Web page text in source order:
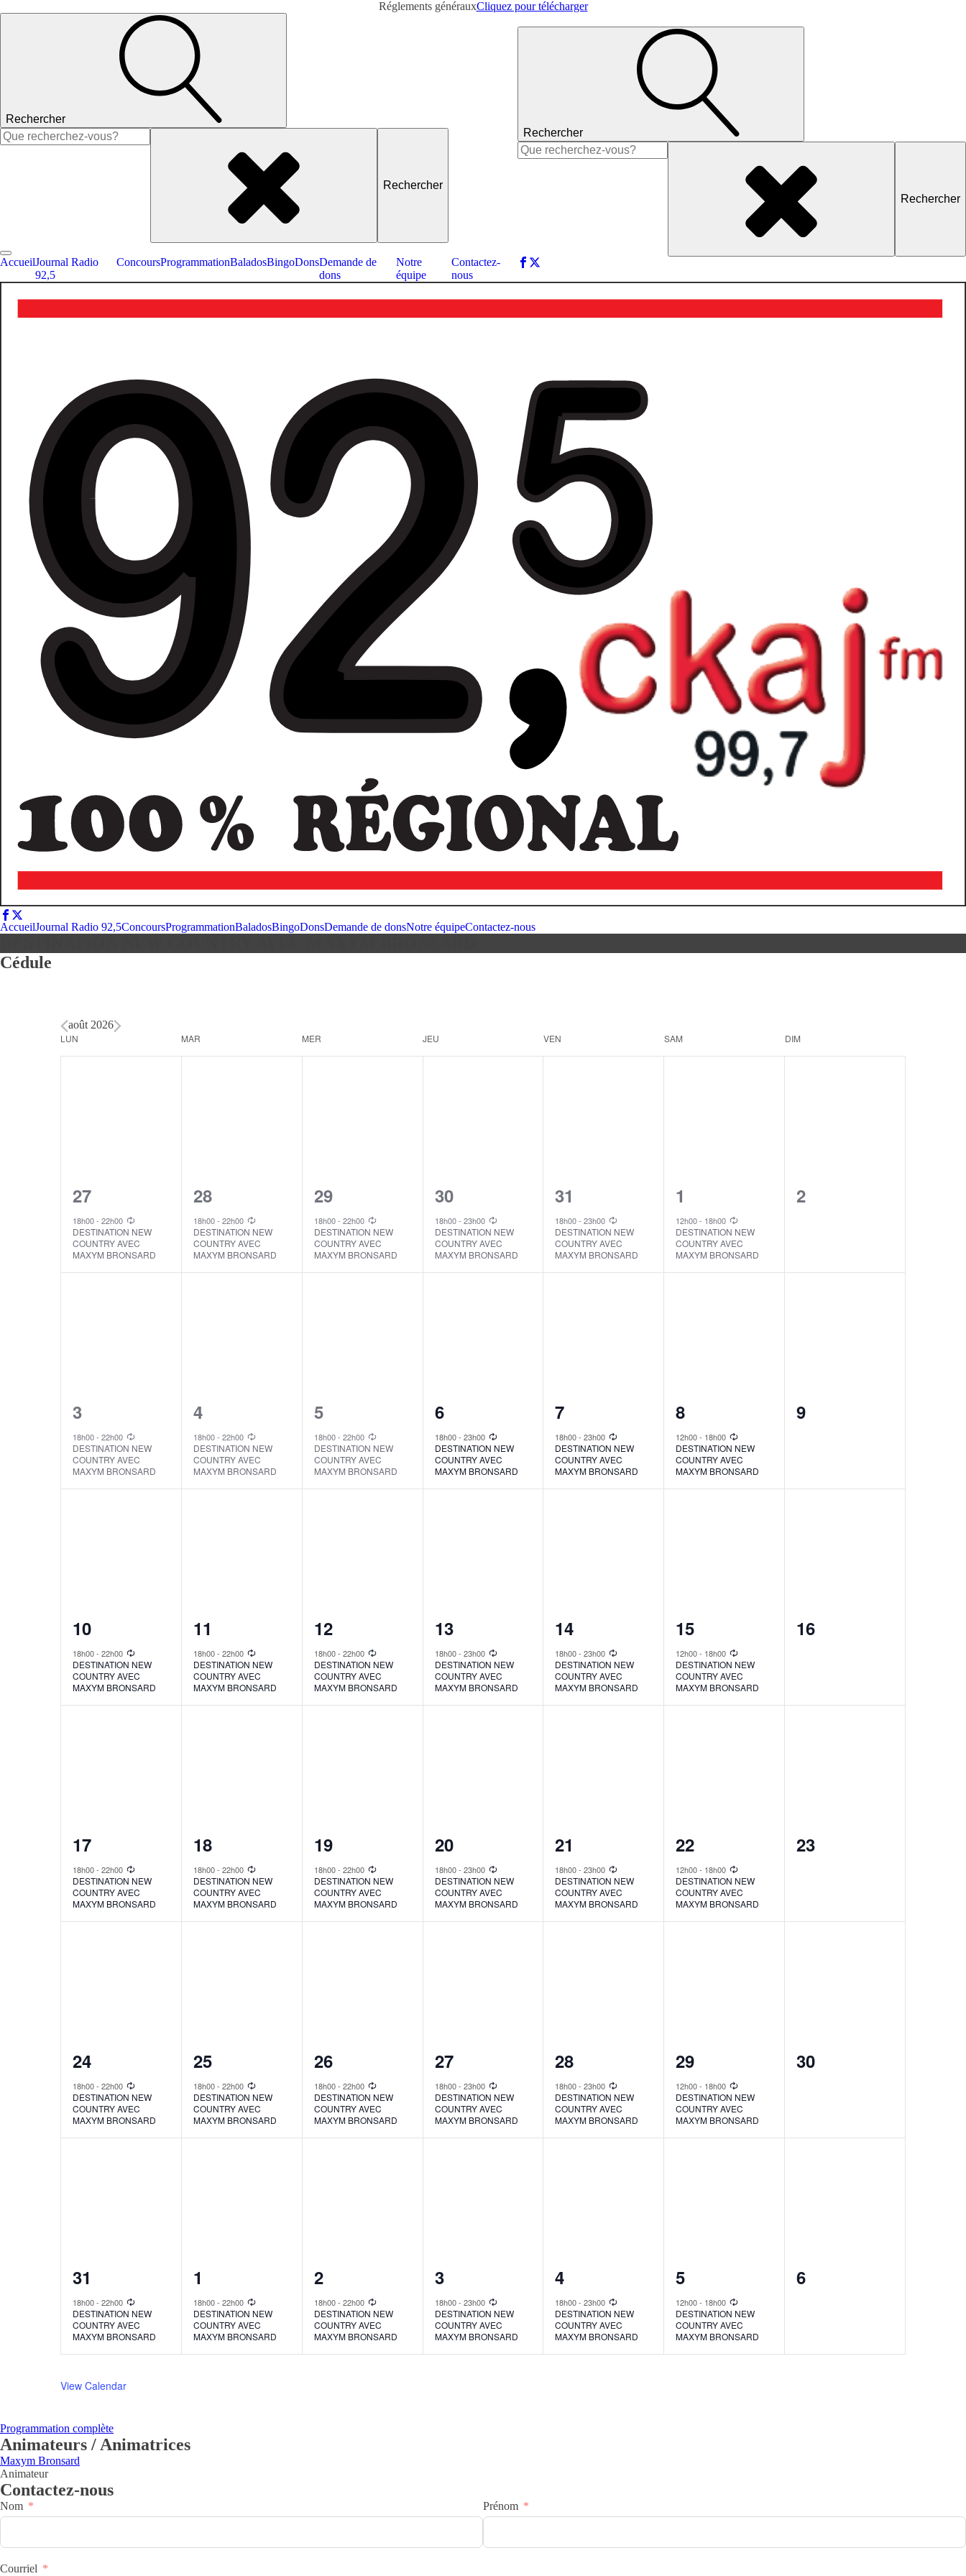
Réglements générauxCliquez pour télécharger
Rechercher
Rechercher :
AccueilJournal Radio
92,5
ConcoursProgrammationBaladosBingoDonsDemande de
dons
Notre
équipe
Contactez-
nous
Rechercher
Rechercher :
AccueilJournal Radio 92,5ConcoursProgrammationBaladosBingoDonsDemande de donsNotre équipeContactez-nous
Cédule
août 2026
Calendar
of
LUN MAR MER JEU VEN SAM DIM
1
event,
27
18h00- 22h00
DESTINATION NEW
COUNTRY AVEC
MAXYM BRONSARD
1
event,
28
18h00- 22h00
DESTINATION NEW
COUNTRY AVEC
MAXYM BRONSARD
1
event,
29
18h00- 22h00
DESTINATION NEW
COUNTRY AVEC
MAXYM BRONSARD
1
event,
30
18h00- 23h00
DESTINATION NEW
COUNTRY AVEC
MAXYM BRONSARD
1
event,
31
18h00-23h00
DESTINATION NEW
COUNTRY AVEC
MAXYM BRONSARD
1
event,
1
12h00- 18h00
DESTINATION NEW
COUNTRY AVEC
MAXYM BRONSARD
0
2
1
event,
3
18h00- 22h00
DESTINATION NEW
COUNTRY AVEC
MAXYM BRONSARD
1
event,
4
18h00- 22h00
DESTINATION NEW
COUNTRY AVEC
MAXYM BRONSARD
1
event,
5
18h00- 22h00
DESTINATION NEW
COUNTRY AVEC
MAXYM BRONSARD
1
event,
6
18h00- 23h00
DESTINATION NEW
COUNTRY AVEC
MAXYM BRONSARD
1
event,
7
18h00-23h00
DESTINATION NEW
COUNTRY AVEC
MAXYM BRONSARD
1
event,
8
12h00- 18h00
DESTINATION NEW
COUNTRY AVEC
MAXYM BRONSARD
0
9
1
event,
10
18h00- 22h00
DESTINATION NEW
COUNTRY AVEC
MAXYM BRONSARD
1
event,
11
18h00- 22h00
DESTINATION NEW
COUNTRY AVEC
MAXYM BRONSARD
1
event,
12
18h00- 22h00
DESTINATION NEW
COUNTRY AVEC
MAXYM BRONSARD
1
event,
13
18h00- 23h00
DESTINATION NEW
COUNTRY AVEC
MAXYM BRONSARD
1
event,
14
18h00-23h00
DESTINATION NEW
COUNTRY AVEC
MAXYM BRONSARD
1
event,
15
12h00- 18h00
DESTINATION NEW
COUNTRY AVEC
MAXYM BRONSARD
0
16
1
event,
17
18h00- 22h00
DESTINATION NEW
COUNTRY AVEC
MAXYM BRONSARD
1
event,
18
18h00- 22h00
DESTINATION NEW
COUNTRY AVEC
MAXYM BRONSARD
1
event,
19
18h00- 22h00
DESTINATION NEW
COUNTRY AVEC
MAXYM BRONSARD
1
event,
20
18h00- 23h00
DESTINATION NEW
COUNTRY AVEC
MAXYM BRONSARD
1
event,
21
18h00-23h00
DESTINATION NEW
COUNTRY AVEC
MAXYM BRONSARD
1
event,
22
12h00- 18h00
DESTINATION NEW
COUNTRY AVEC
MAXYM BRONSARD
0
23
1
event,
24
18h00- 22h00
DESTINATION NEW
COUNTRY AVEC
MAXYM BRONSARD
1
event,
25
18h00- 22h00
DESTINATION NEW
COUNTRY AVEC
MAXYM BRONSARD
1
event,
26
18h00- 22h00
DESTINATION NEW
COUNTRY AVEC
MAXYM BRONSARD
1
event,
27
18h00- 23h00
DESTINATION NEW
COUNTRY AVEC
MAXYM BRONSARD
1
event,
28
18h00-23h00
DESTINATION NEW
COUNTRY AVEC
MAXYM BRONSARD
1
event,
29
12h00- 18h00
DESTINATION NEW
COUNTRY AVEC
MAXYM BRONSARD
0
30
1
event,
31
18h00- 22h00
DESTINATION NEW
COUNTRY AVEC
MAXYM BRONSARD
1
event,
1
18h00- 22h00
DESTINATION NEW
COUNTRY AVEC
MAXYM BRONSARD
1
event,
2
18h00- 22h00
DESTINATION NEW
COUNTRY AVEC
MAXYM BRONSARD
1
event,
3
18h00- 23h00
DESTINATION NEW
COUNTRY AVEC
MAXYM BRONSARD
1
event,
4
18h00-23h00
DESTINATION NEW
COUNTRY AVEC
MAXYM BRONSARD
1
event,
5
12h00- 18h00
DESTINATION NEW
COUNTRY AVEC
MAXYM BRONSARD
0
6
View Calendar
Programmation complète
Animateurs / Animatrices
Maxym Bronsard
Animateur
Contactez-nous
Nom Prénom
Courriel